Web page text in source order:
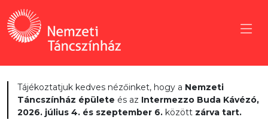
Tájékoztatjuk kedves nézőinket, hogy a Nemzeti
Táncszínház épülete és az Intermezzo Buda Kávézó,
2026. július 4. és szeptember 6. között zárva tart.